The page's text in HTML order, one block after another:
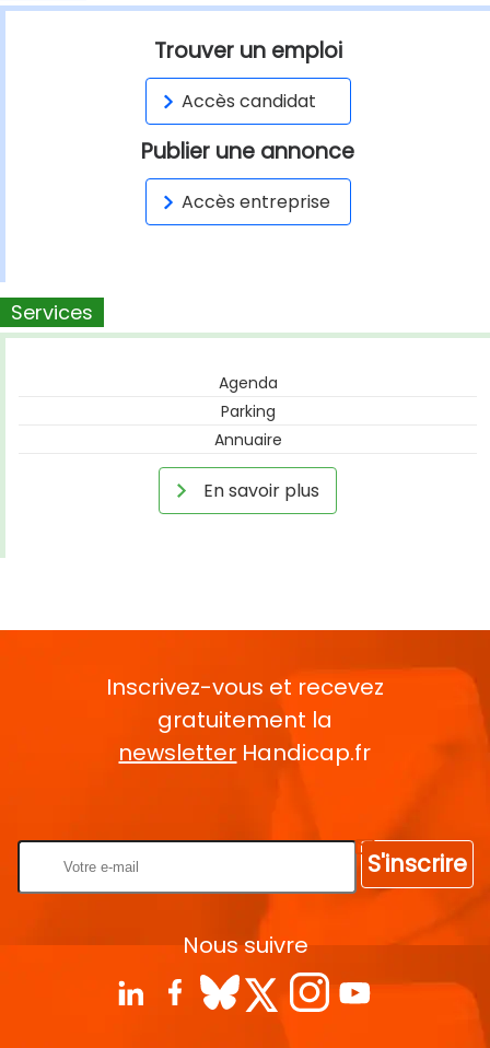
Trouver un emploi
Accès candidat
Publier une annonce
Accès entreprise
Services
Agenda
Parking
Annuaire
En savoir plus
Inscrivez-vous et recevez
gratuitement la
newsletter Handicap.fr
S'inscrire
Nous suivre